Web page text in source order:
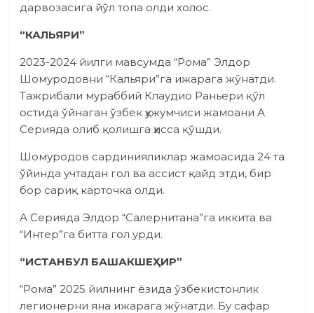
дарвозасига йўл топа олди холос.
“КАЛЬЯРИ”
2023-2024 йилги мавсумда “Рома” Элдор
Шомуродовни “Кальяри”га ижарага жўнатди.
Тажрибали мураббий Клаудио Раньери қўл
остида ўйнаган ўзбек ҳужумчиси жамоани А
Серияда олиб қолишга ҳисса қўшди.
Шомуродов сардинияликлар жамоасида 24 та
ўйинда учтадан гол ва ассист қайд этди, бир
бор сариқ карточка олди.
А Серияда Элдор “Салернитана”га иккита ва
“Интер”га битта гол урди.
“ИСТАНБУЛ БАШАКШЕҲИР”
“Рома” 2025 йилнинг ёзида ўзбекистонлик
легионерни яна ижарага жўнатди. Бу сафар